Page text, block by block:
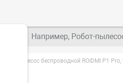
Например, Робот-
Пылесос беспроводной ROIDMI P1